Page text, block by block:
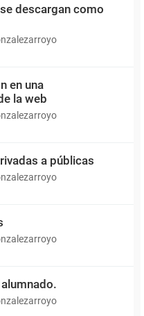
descargan como
en una
la web
a públicas